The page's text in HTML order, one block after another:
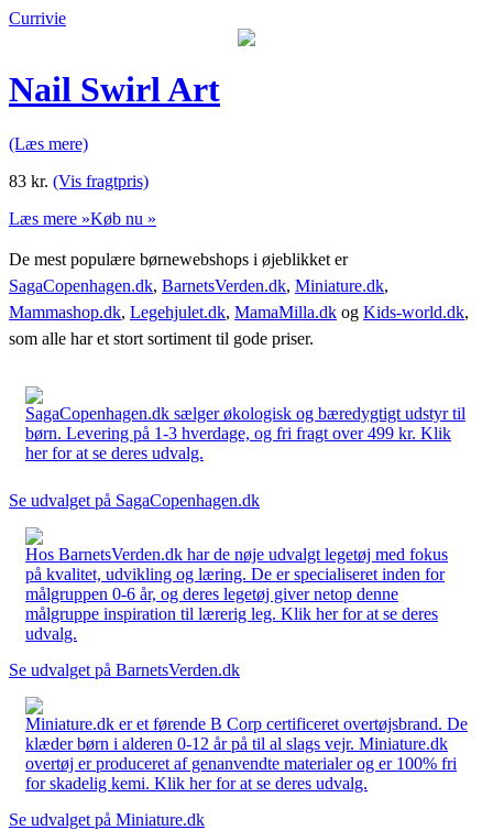
Currivie
Nail Swirl Art
(Læs mere)
83 kr. (Vis fragtpris)
Læs mere »Køb nu »
De mest populære børnewebshops i øjeblikket er
SagaCopenhagen.dk, BarnetsVerden.dk, Miniature.dk,
Mammashop.dk, Legehjulet.dk, MamaMilla.dk og Kids-world.dk,
som alle har et stort sortiment til gode priser.
SagaCopenhagen.dk sælger økologisk og bæredygtigt udstyr til
børn. Levering på 1-3 hverdage, og fri fragt over 499 kr. Klik
her for at se deres udvalg.
Se udvalget på SagaCopenhagen.dk
Hos BarnetsVerden.dk har de nøje udvalgt legetøj med fokus
på kvalitet, udvikling og læring. De er specialiseret inden for
målgruppen 0-6 år, og deres legetøj giver netop denne
målgruppe inspiration til lærerig leg. Klik her for at se deres
udvalg.
Se udvalget på BarnetsVerden.dk
Miniature.dk er et førende B Corp certificeret overtøjsbrand. De
klæder børn i alderen 0-12 år på til al slags vejr. Miniature.dk
overtøj er produceret af genanvendte materialer og er 100% fri
for skadelig kemi. Klik her for at se deres udvalg.
Se udvalget på Miniature.dk